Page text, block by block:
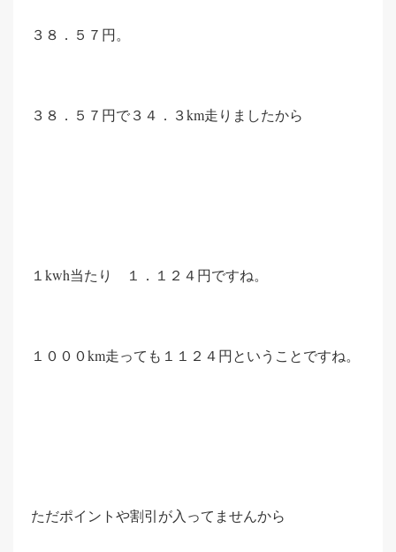
３８．５７円。
３８．５７円で３４．３km走りましたから
１kwh当たり １．１２４円ですね。
１０００km走っても１１２４円ということですね。
ただポイントや割引が入ってませんから